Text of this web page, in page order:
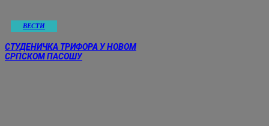
ВЕСТИ
СТУДЕНИЧКА ТРИФОРА У НОВОМ
СРПСКОМ ПАСОШУ